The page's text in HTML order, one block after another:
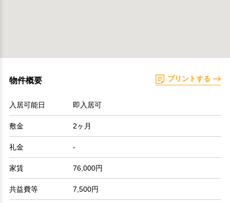
物件概要 プリントする
入居可能日 即入居可
敷金 2ヶ月
礼金 -
家賃 76,000円
共益費等 7,500円